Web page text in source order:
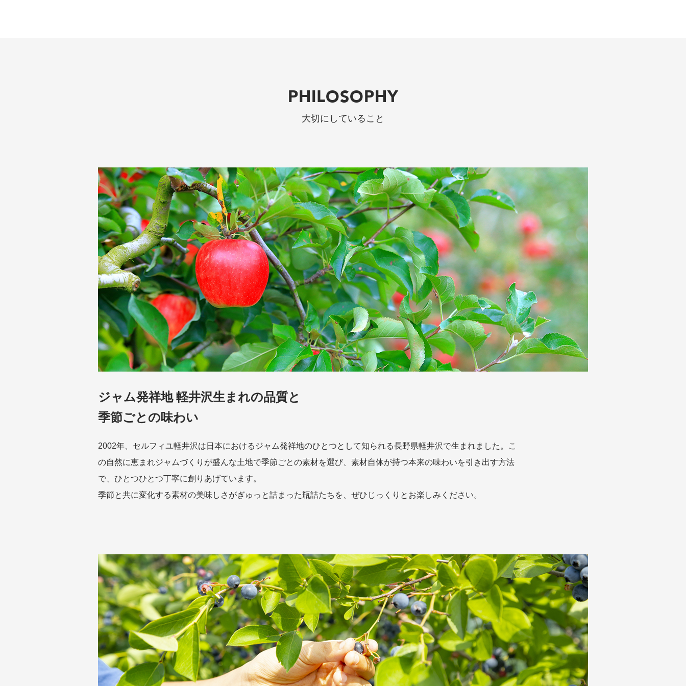
PHILOSOPHY
大切にしていること
ジャム発祥地 軽井沢生まれの品質と
季節ごとの味わい
2002年、セルフィユ軽井沢は日本におけるジャム発祥地のひとつとして知られる長野県軽井沢で生まれました。こ
の自然に恵まれジャムづくりが盛んな土地で季節ごとの素材を選び、素材自体が持つ本来の味わいを引き出す方法
で、ひとつひとつ丁寧に創りあげています。
季節と共に変化する素材の美味しさがぎゅっと詰まった瓶詰たちを、ぜひじっくりとお楽しみください。